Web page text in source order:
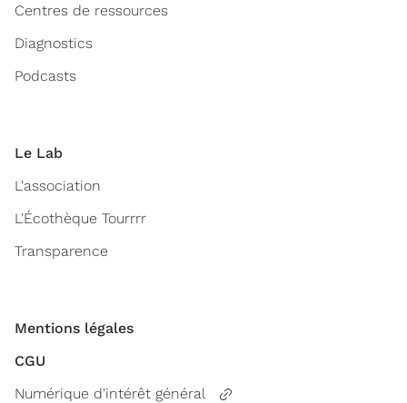
Centres de ressources
Diagnostics
Podcasts
Le Lab
L'association
L'Écothèque Tourrrr
Transparence
Mentions légales
CGU
Numérique d'intérêt général